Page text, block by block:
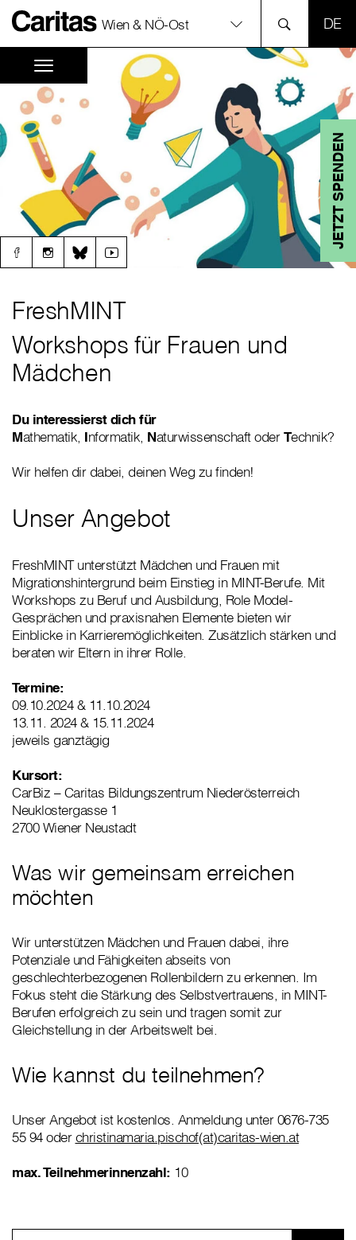
Wien & NÖ-Ost
JETZT SPENDEN
FreshMINT
Workshops für Frauen und
Mädchen
Du interessierst dich für
Mathematik, Informatik, Naturwissenschaft oderTechnik?
Wir helfen dir dabei, deinen Weg zu finden!
Unser Angebot
FreshMINT unterstützt Mädchen und Frauen mit
Migrationshintergrund beim Einstieg in MINT-Berufe. Mit
Workshops zu Beruf und Ausbildung, Role Model-
Gesprächen und praxisnahen Elemente bieten wir
Einblicke in Karrieremöglichkeiten. Zusätzlich stärken und
beraten wir Eltern in ihrer Rolle.
Termine:
09.10.2024 & 11.10.2024
13.11. 2024 & 15.11.2024
jeweils ganztägig
Kursort:
CarBiz – Caritas Bildungszentrum Niederösterreich
Neuklostergasse 1
2700 Wiener Neustadt
Was wir gemeinsam erreichen
möchten
Wir unterstützen Mädchen und Frauen dabei, ihre
Potenziale und Fähigkeiten abseits von
geschlechterbezogenen Rollenbildern zu erkennen. Im
Fokus steht die Stärkung des Selbstvertrauens, in MINT-
Berufen erfolgreich zu sein und tragen somit zur
Gleichstellung in der Arbeitswelt bei.
Wie kannst du teilnehmen?
Unser Angebot ist kostenlos. Anmeldung unter 0676-735
55 94 oderchristinamaria.pischof(at)caritas-wien.at
max. Teilnehmerinnenzahl: 10